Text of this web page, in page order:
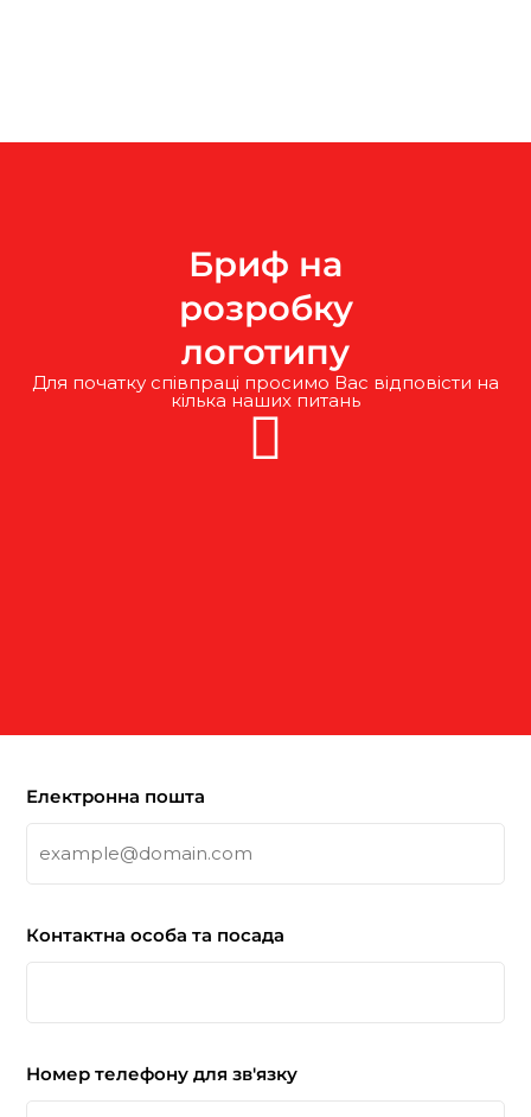
Бриф на
розробку
логотипу
Для початку співпраці просимо Вас відповісти на
кілька наших питань
Електронна пошта
Контактна особа та посада
Номер телефону для зв'язку